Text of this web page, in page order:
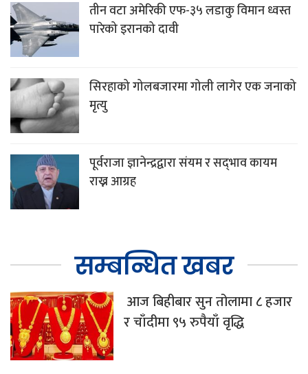
तीन वटा अमेरिकी एफ-३५ लडाकु विमान ध्वस्त
पारेको इरानको दावी
सिरहाको गोलबजारमा गोली लागेर एक जनाको
मृत्यु
पूर्वराजा ज्ञानेन्द्रद्वारा संयम र सद्‌भाव कायम
राख्न आग्रह
सम्बन्धित खबर
आज बिहीबार सुन तोलामा ८ हजार
र चाँदीमा ९५ रुपैयाँ वृद्धि